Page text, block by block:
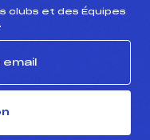
clubs et des Équipes